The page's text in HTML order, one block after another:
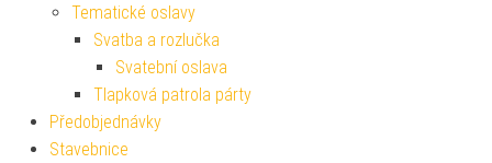
Tematické oslavy
Svatba a rozlučka
Svatební oslava
Tlapková patrola párty
Předobjednávky
Stavebnice